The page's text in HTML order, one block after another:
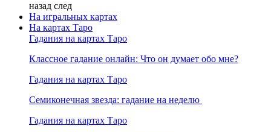
назад след
На игральных картах
На картах Таро
Гадания на картах Таро
Классное гадание онлайн: Что он думает обо мне?
Гадания на картах Таро
Семиконечная звезда: гадание на неделю
Гадания на картах Таро